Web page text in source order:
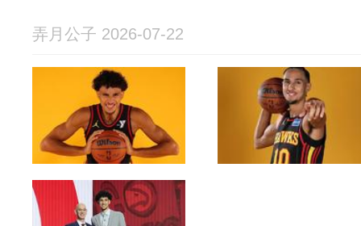
弄月公子 2026-07-22